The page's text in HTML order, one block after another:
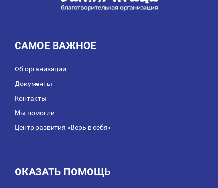
САМОЕ ВАЖНОЕ
Об организации
Документы
Контакты
Мы помогли
Центр развития «Верь в себя»
ОКАЗАТЬ ПОМОЩЬ